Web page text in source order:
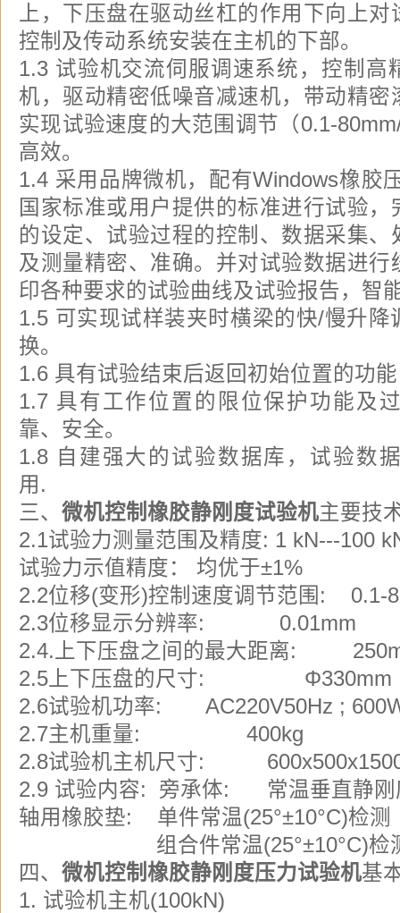
上，下压盘在驱动丝杠的作用下向上
控制及传动系统安装在主机的下部。
1.3 试验机交流伺服调速系统，控制高
机，驱动精密低噪音减速机，带动精
实现试验速度的大范围调节（0.1-
高效。
1.4 采用品牌微机，配有Windows橡胶
国家标准或用户提供的标准进行试验
的设定、试验过程的控制、数据采集
及测量精密、准确。并对试验数据进
印各种要求的试验曲线及试验报告，智
1.5 可实现试样装夹时横梁的快/慢升
换。
1.6 具有试验结束后返回初始位置的功
1.7 具有工作位置的限位保护功能及
靠、安全。
1.8 自建强大的试验数据库，试验数
用.
三、 微机控制橡胶静刚度试验机主要技
2.1试验力测量范围及精度: 1 kN---100
试验力示值精度： 均优于±1%
2.2位移(变形)控制速度调节范围: 0.1-
2.3位移显示分辨率: 0.01mm
2.4.上下压盘之间的最大距离:
2.5上下压盘的尺寸: Φ330mm
2.6试验机功率: AC220V50Hz ;
2.7主机重量: 400kg
2.8试验机主机尺寸:
2.9 试验内容: 旁承体: 常温垂直静
轴用橡胶垫: 单件常温(25°±10°C)
组合件常温(25°±10°C)
四、 微机控制橡胶静刚度压力试验机基
1. 试验机主机